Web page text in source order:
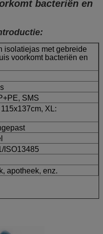
bacteriën en
isolatiejas met gebreide
voorkomt bacteriën en
SMS
XL:
ISO13485
apotheek, enz.